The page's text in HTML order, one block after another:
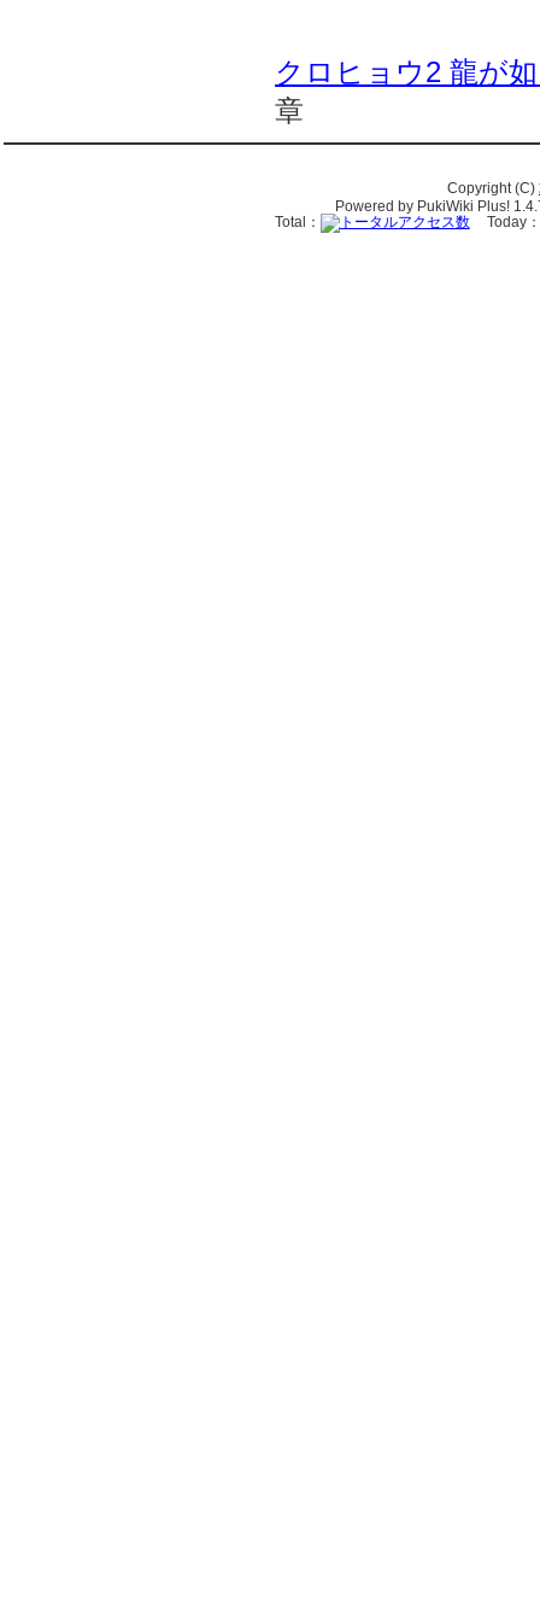
クロヒョウ2 龍が
章
Copyright (C)
Powered by PukiWiki Plus!
Total：
Today：